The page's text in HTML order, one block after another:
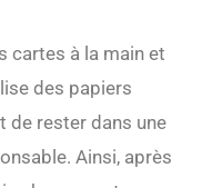
cartes à la main et
des papiers
de rester dans une
Ainsi, après